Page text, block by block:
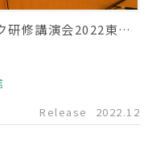
超音波スクリーニングネットワーク研修講演会2022東京 運営サポート
Release
2022.12